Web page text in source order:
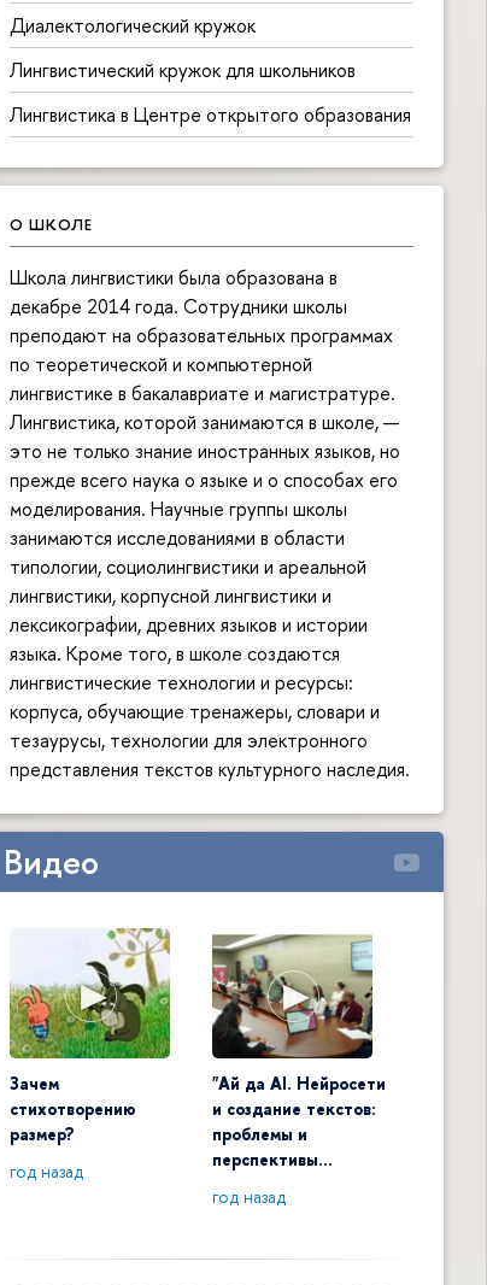
Диалектологический кружок
Лингвистический кружок для школьников
Лингвистика в Центре открытого образования
О ШКОЛЕ
Школа лингвистики была образована в
декабре 2014 года. Сотрудники школы
преподают на образовательных программах
по теоретической и компьютерной
лингвистике в бакалавриате и магистратуре.
Лингвистика, которой занимаются в школе, —
это не только знание иностранных языков, но
прежде всего наука о языке и о способах его
моделирования. Научные группы школы
занимаются исследованиями в области
типологии, социолингвистики и ареальной
лингвистики, корпусной лингвистики и
лексикографии, древних языков и истории
языка. Кроме того, в школе создаются
лингвистические технологии и ресурсы:
корпуса, обучающие тренажеры, словари и
тезаурусы, технологии для электронного
представления текстов культурного наследия.
Видео
Зачем
стихотворению
размер?
год назад
"Ай да AI. Нейросети
и создание текстов:
проблемы и
перспективы…
год назад